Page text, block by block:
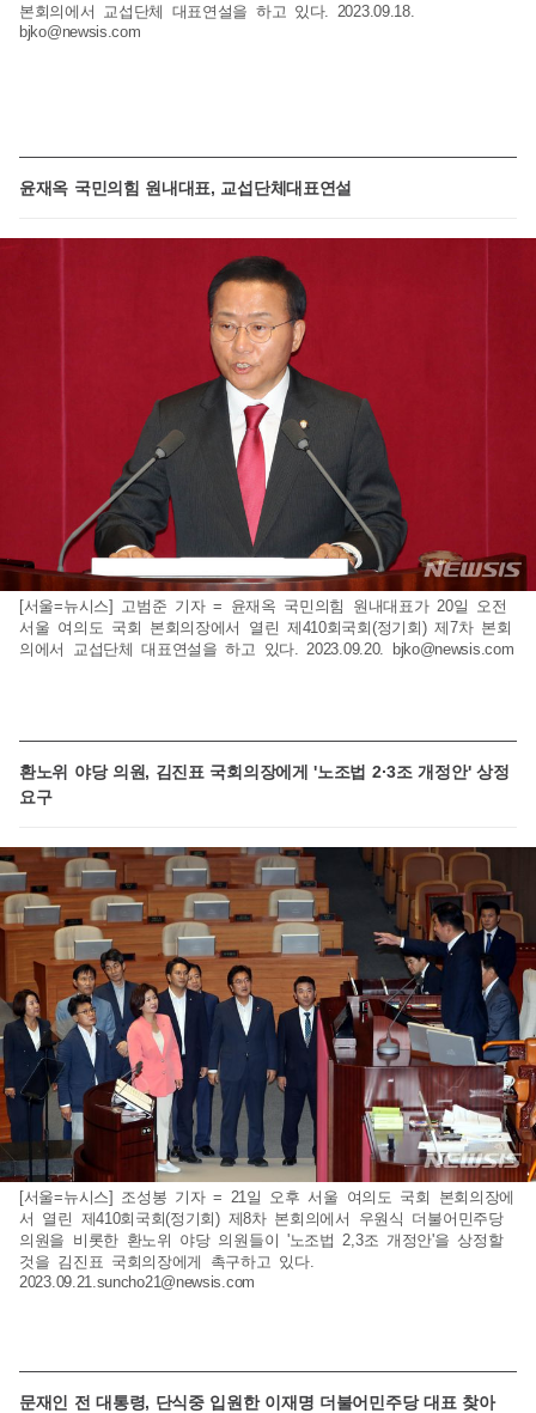
본회의에서 교섭단체 대표연설을 하고 있다. 2023.09.18.
bjko@newsis.com
윤재옥 국민의힘 원내대표, 교섭단체대표연설
[서울=뉴시스] 고범준 기자 = 윤재옥 국민의힘 원내대표가 20일 오전
서울 여의도 국회 본회의장에서 열린 제410회국회(정기회) 제7차 본회
의에서 교섭단체 대표연설을 하고 있다. 2023.09.20.
bjko@newsis.com
환노위 야당 의원, 김진표 국회의장에게 '노조법 2·3조 개정안' 상정
요구
[서울=뉴시스] 조성봉 기자 = 21일 오후 서울 여의도 국회 본회의장에
서 열린 제410회국회(정기회) 제8차 본회의에서 우원식 더불어민주당
의원을 비롯한 환노위 야당 의원들이 '노조법 2,3조 개정안'을 상정할
것을 김진표 국회의장에게 촉구하고 있다.
2023.09.21.suncho21@newsis.com
문재인 전 대통령, 단식중 입원한 이재명 더불어민주당 대표 찾아